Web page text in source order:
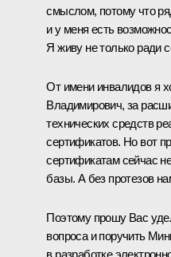
смыслом, потому что
и у меня есть
Я живу не только ради
От имени инвалидов я
Владимирович, за
технических средств
сертификатов. Но вот
сертификатам сейчас
базы. А без протезов
Поэтому прошу Вас
вопроса и поручить
в разработке